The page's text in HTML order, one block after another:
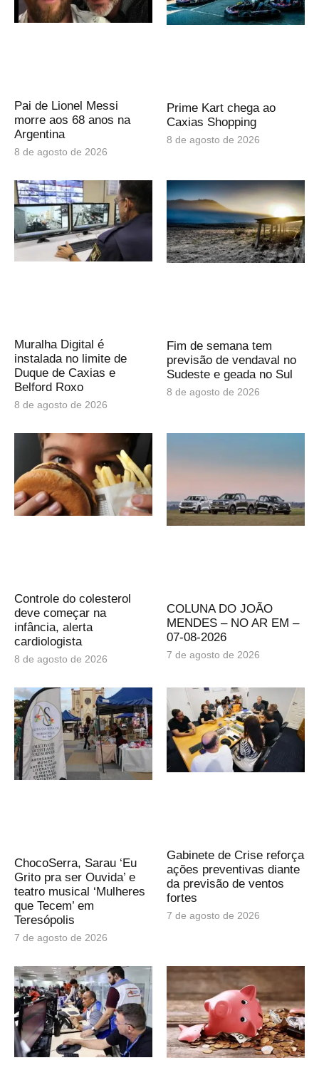
Pai de Lionel Messi
morre aos 68 anos na
Argentina
8 de agosto de 2026
Prime Kart chega ao
Caxias Shopping
8 de agosto de 2026
Muralha Digital é
instalada no limite de
Duque de Caxias e
Belford Roxo
8 de agosto de 2026
Fim de semana tem
previsão de vendaval no
Sudeste e geada no Sul
8 de agosto de 2026
Controle do colesterol
deve começar na
infância, alerta
cardiologista
8 de agosto de 2026
COLUNA DO JOÃO
MENDES – NO AR EM –
07-08-2026
7 de agosto de 2026
ChocoSerra, Sarau ‘Eu
Grito pra ser Ouvida’ e
teatro musical ‘Mulheres
que Tecem’ em
Teresópolis
7 de agosto de 2026
Gabinete de Crise reforça
ações preventivas diante
da previsão de ventos
fortes
7 de agosto de 2026